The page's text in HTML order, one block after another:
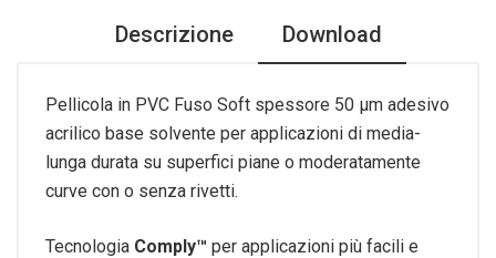
Descrizione Download
Pellicola in PVC Fuso Soft spessore 50 µm adesivo
acrilico base solvente per applicazioni di media-
lunga durata su superfici piane o moderatamente
curve con o senza rivetti.
Tecnologia Comply™ per applicazioni più facili e